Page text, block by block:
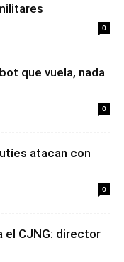
0
que vuela, nada
0
atacan con
0
el CJNG: director